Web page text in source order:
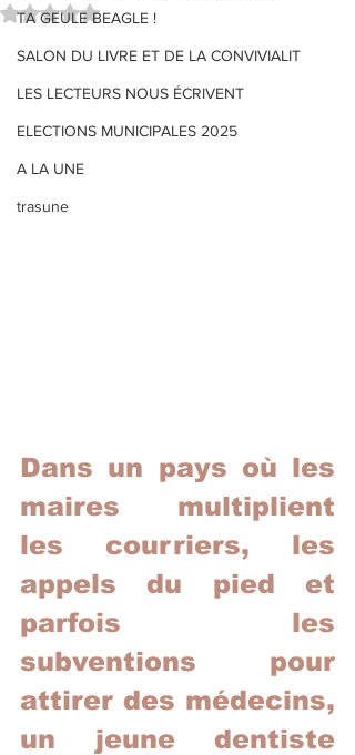
TA GEULE BEAGLE !
SALON DU LIVRE ET DE LA CONVIVIALIT
LES LECTEURS NOUS ÉCRIVENT
ELECTIONS MUNICIPALES 2025
A LA UNE
trasune
Noté NaN étoiles sur 5.
Dans un pays où les
maires multiplient
les courriers, les
appels du pied et
parfois les
subventions pour
attirer des médecins,
un jeune dentiste